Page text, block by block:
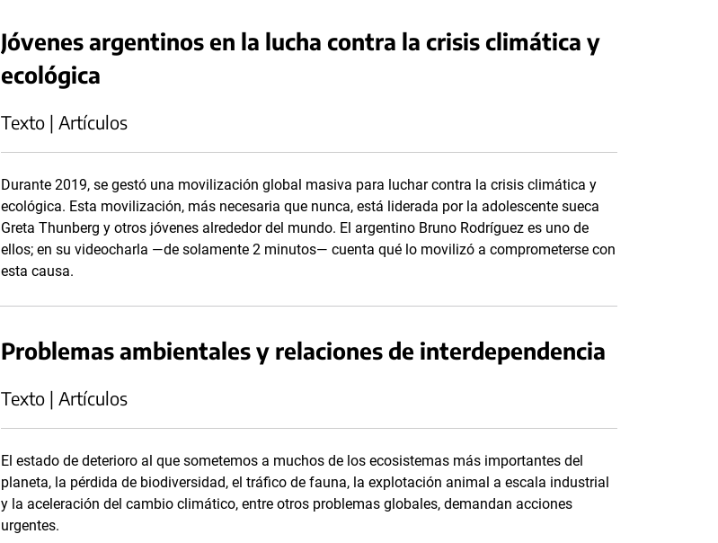
Jóvenes argentinos en la lucha contra la crisis climática y
ecológica
Texto | Artículos
Durante 2019, se gestó una movilización global masiva para luchar contra la crisis climática y
ecológica. Esta movilización, más necesaria que nunca, está liderada por la adolescente sueca
Greta Thunberg y otros jóvenes alrededor del mundo. El argentino Bruno Rodríguez es uno de
ellos; en su videocharla ―de solamente 2 minutos― cuenta qué lo movilizó a comprometerse con
esta causa.
Problemas ambientales y relaciones de interdependencia
Texto | Artículos
El estado de deterioro al que sometemos a muchos de los ecosistemas más importantes del
planeta, la pérdida de biodiversidad, el tráfico de fauna, la explotación animal a escala industrial
y la aceleración del cambio climático, entre otros problemas globales, demandan acciones
urgentes.